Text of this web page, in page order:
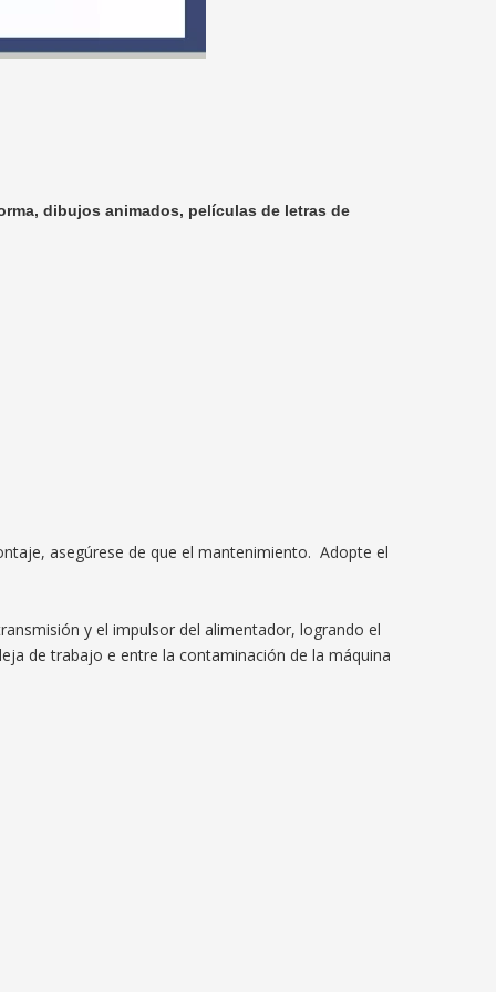
dibujos animados, películas de letras de
asegúrese de que el mantenimiento. Adopte el
y el impulsor del alimentador, logrando el
de trabajo e entre la contaminación de la máquina